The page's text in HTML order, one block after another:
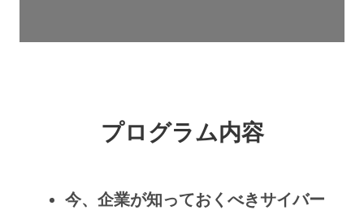
プログラム内容
今、企業が知っておくべきサイバー